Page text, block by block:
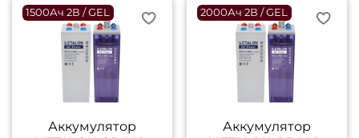
1500Ач 2В / GEL
Аккумулятор
2000Ач 2В / GEL
Аккумулятор